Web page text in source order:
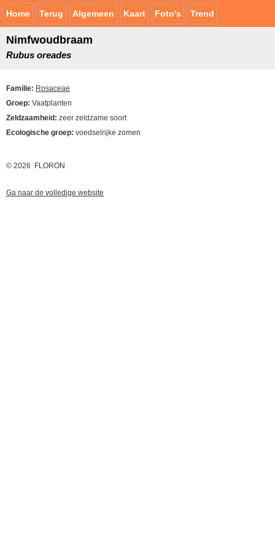
Home Terug Algemeen Kaart Foto's Trend
Nimfwoudbraam
Rubus oreades
Familie: Rosaceae
Groep: Vaatplanten
Zeldzaamheid: zeer zeldzame soort
Ecologische groep: voedselrijke zomen
© 2026 FLORON
Ga naar de volledige website